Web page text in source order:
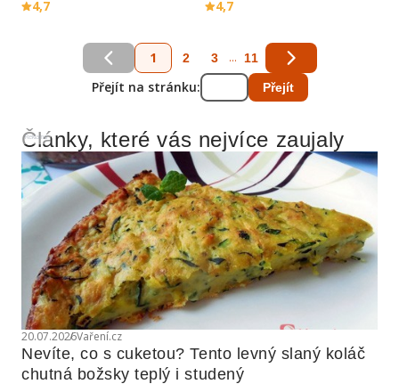
4,7 4,7
1 2 3 ... 11
Přejít na stránku: Přejít
Reklama
Články, které vás nejvíce zaujaly
20.07.2026Vaření.cz
Nevíte, co s cuketou? Tento levný slaný koláč
chutná božsky teplý i studený